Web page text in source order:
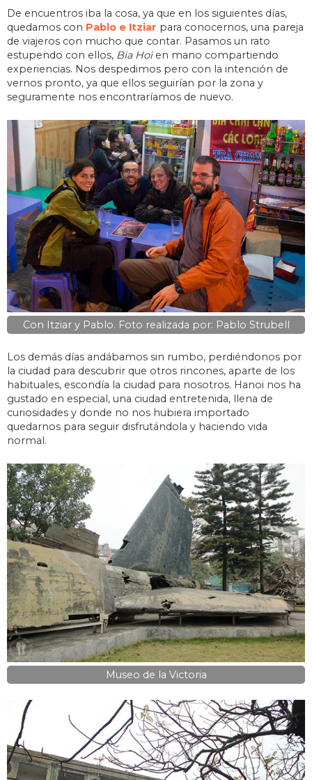
De encuentros iba la cosa, ya que en los siguientes días,
quedamos con Pablo e Itziar para conocernos, una pareja
de viajeros con mucho que contar. Pasamos un rato
estupendo con ellos, Bia Hoi en mano compartiendo
experiencias. Nos despedimos pero con la intención de
vernos pronto, ya que ellos seguirían por la zona y
seguramente nos encontraríamos de nuevo.
Con Itziar y Pablo. Foto realizada por: Pablo Strubell
Los demás días andábamos sin rumbo, perdiéndonos por
la ciudad para descubrir que otros rincones, aparte de los
habituales, escondía la ciudad para nosotros. Hanoi nos ha
gustado en especial, una ciudad entretenida, llena de
curiosidades y donde no nos hubiera importado
quedarnos para seguir disfrutándola y haciendo vida
normal.
Museo de la Victoria